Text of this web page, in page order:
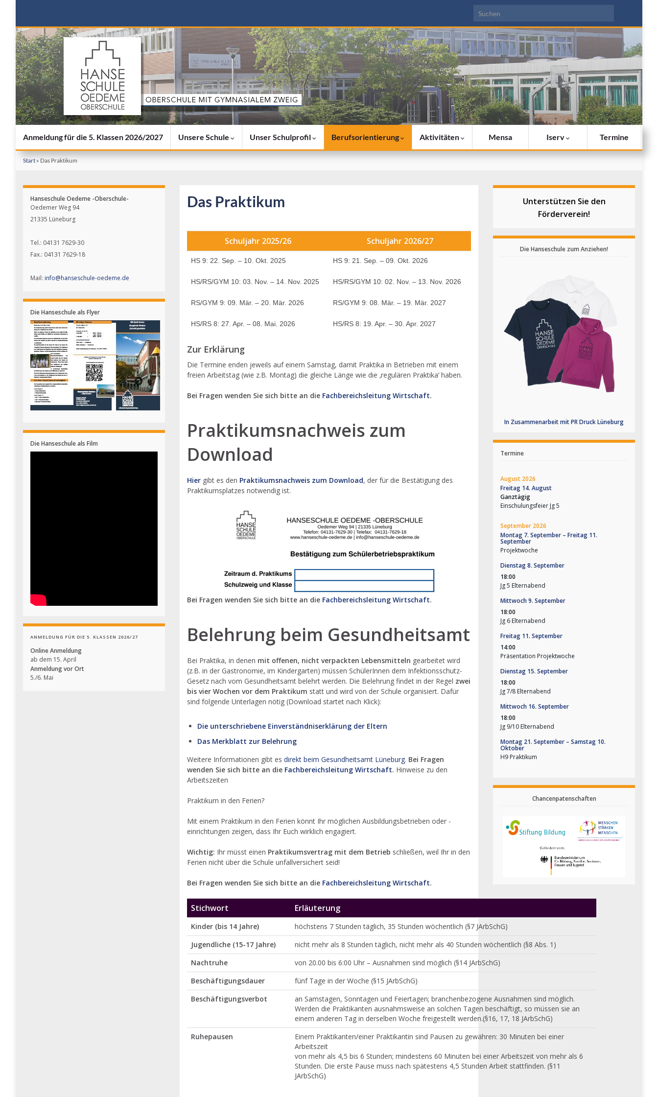
Search for:
Anmeldung für die 5. Klassen 2026/2027 Unsere Schule Unser Schulprofil Berufsorientierung Aktivitäten Mensa Iserv Termine
Start » Das Praktikum
Das Praktikum
Schuljahr 2025/26 Schuljahr 2026/27
HS 9: 22. Sep. – 10. Okt. 2025
HS/RS/GYM 10: 03. Nov. – 14. Nov. 2025
RS/GYM 9: 09. Mär. – 20. Mär. 2026
HS/RS 8: 27. Apr. – 08. Mai. 2026
HS 9: 21. Sep. – 09. Okt. 2026
HS/RS/GYM 10: 02. Nov. – 13. Nov. 2026
RS/GYM 9: 08. Mär. – 19. Mär. 2027
HS/RS 8: 19. Apr. – 30. Apr. 2027
Zur Erklärung
Die Termine enden jeweils auf einem Samstag, damit Praktika in Betrieben mit einem
freien Arbeitstag (wie z.B. Montag) die gleiche Länge wie die ‚regulären Praktika‘ haben.
Bei Fragen wenden Sie sich bitte an die Fachbereichsleitung Wirtschaft.
Praktikumsnachweis zum
Download
Hier gibt es den Praktikumsnachweis zum Download, der für die Bestätigung des
Praktikumsplatzes notwendig ist.
Bei Fragen wenden Sie sich bitte an die Fachbereichsleitung Wirtschaft.
Belehrung beim Gesundheitsamt
Bei Praktika, in denen mit offenen, nicht verpackten Lebensmitteln gearbeitet wird
(z.B. in der Gastronomie, im Kindergarten) müssen SchülerInnen dem Infektionsschutz-
Gesetz nach vom Gesundheitsamt belehrt werden. Die Belehrung findet in der Regel zwei
bis vier Wochen vor dem Praktikum statt und wird von der Schule organisiert. Dafür
sind folgende Unterlagen nötig (Download startet nach Klick):
Die unterschriebene Einverständniserklärung der Eltern
Das Merkblatt zur Belehrung
Weitere Informationen gibt es direkt beim Gesundheitsamt Lüneburg. Bei Fragen
wenden Sie sich bitte an die Fachbereichsleitung Wirtschaft. Hinweise zu den
Arbeitszeiten
Praktikum in den Ferien?
Mit einem Praktikum in den Ferien könnt Ihr möglichen Ausbildungsbetrieben oder -
einrichtungen zeigen, dass Ihr Euch wirklich engagiert.
Wichtig: Ihr müsst einen Praktikumsvertrag mit dem Betrieb schließen, weil Ihr in den
Ferien nicht über die Schule unfallversichert seid!
Bei Fragen wenden Sie sich bitte an die Fachbereichsleitung Wirtschaft.
Stichwort Erläuterung
Kinder (bis 14 Jahre)
höchstens 7 Stunden täglich, 35 Stunden wöchentlich (§7 JArbSchG)
Jugendliche (15-17 Jahre)
nicht mehr als 8 Stunden täglich, nicht mehr als 40 Stunden wöchentlich (§8 Abs. 1)
Nachtruhe
von 20.00 bis 6:00 Uhr – Ausnahmen sind möglich (§14 JArbSchG)
Beschäftigungsdauer
fünf Tage in der Woche (§15 JArbSchG)
Beschäftigungsverbot
an Samstagen, Sonntagen und Feiertagen; branchenbezogene Ausnahmen sind möglich.
Werden die Praktikanten ausnahmsweise an solchen Tagen beschäftigt, so müssen sie an
einem anderen Tag in derselben Woche freigestellt werden.(§16, 17, 18 JArbSchG)
Ruhepausen
Einem Praktikanten/einer Praktikantin sind Pausen zu gewähren: 30 Minuten bei einer
Arbeitszeit
von mehr als 4,5 bis 6 Stunden; mindestens 60 Minuten bei einer Arbeitszeit von mehr als 6
Stunden. Die erste Pause muss nach spätestens 4,5 Stunden Arbeit stattfinden. (§11
JArbSchG)
Hanseschule Oedeme -Oberschule-
Oedemer Weg 94
21335 Lüneburg
Tel.: 04131 7629-30
Fax.: 04131 7629-18
Mail: info@hanseschule-oedeme.de
Die Hanseschule als Flyer
Die Hanseschule als Film
ANMELDUNG FÜR DIE 5. KLASSEN 2026/27
Online Anmeldung
ab dem 15. April
Anmeldung vor Ort
5./6. Mai
Unterstützen Sie den
Förderverein!
Die Hanseschule zum Anziehen!
In Zusammenarbeit mit PR Druck Lüneburg
Termine
August 2026
Freitag 14. August
Ganztägig
Einschulungsfeier Jg 5
September 2026
Montag 7. September – Freitag 11.
September
Projektwoche
Dienstag8. September
18:00
Jg 5 Elternabend
Mittwoch9. September
18:00
Jg 6 Elternabend
Freitag 11. September
14:00
Präsentation Projektwoche
Dienstag 15. September
18:00
Jg 7/8 Elternabend
Mittwoch 16. September
18:00
Jg 9/10 Elternabend
Montag 21. September – Samstag 10.
Oktober
H9 Praktikum
Chancenpatenschaften